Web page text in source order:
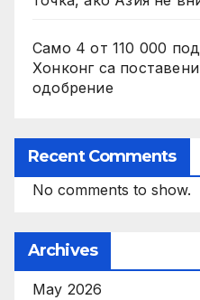
Само 4 от 110 000
Хонконг са
одобрение
Recent Comments
No comments to show.
Archives
May 2026